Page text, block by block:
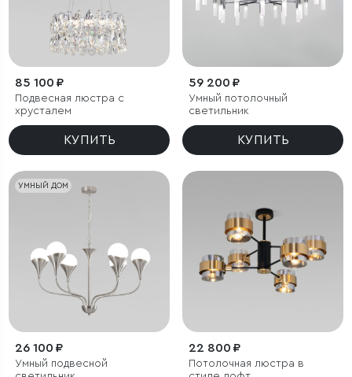
85 100 ₽
Подвесная люстра с
хрусталем
КУПИТЬ
59 200 ₽
Умный потолочный
светильник
КУПИТЬ
УМНЫЙ ДОМ
26 100 ₽
Умный подвесной
22 800 ₽
Потолочная люстра в